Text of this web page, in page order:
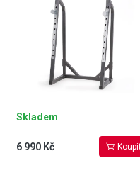
Skladem
6 990 Kč